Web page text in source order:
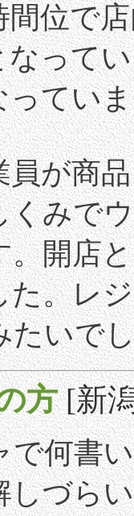
間位で
なって
ってい
員が商
くみで
。開店
た。レ
たいで
方 [新
で何書い
しづらい